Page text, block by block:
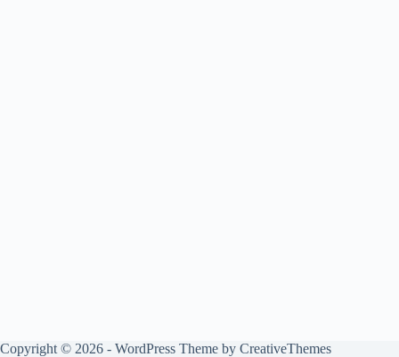
Copyright © 2026 - WordPress Theme by CreativeThemes